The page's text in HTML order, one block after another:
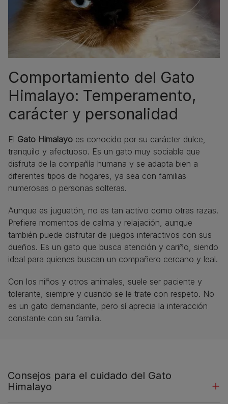
Comportamiento del Gato
Himalayo: Temperamento,
carácter y personalidad
El Gato Himalayo es conocido por su carácter dulce,
tranquilo y afectuoso. Es un gato muy sociable que
disfruta de la compañía humana y se adapta bien a
diferentes tipos de hogares, ya sea con familias
numerosas o personas solteras.
Aunque es juguetón, no es tan activo como otras razas.
Prefiere momentos de calma y relajación, aunque
también puede disfrutar de juegos interactivos con sus
dueños. Es un gato que busca atención y cariño, siendo
ideal para quienes buscan un compañero cercano y leal.
Con los niños y otros animales, suele ser paciente y
tolerante, siempre y cuando se le trate con respeto. No
es un gato demandante, pero sí aprecia la interacción
constante con su familia.
Consejos para el cuidado del Gato
Himalayo